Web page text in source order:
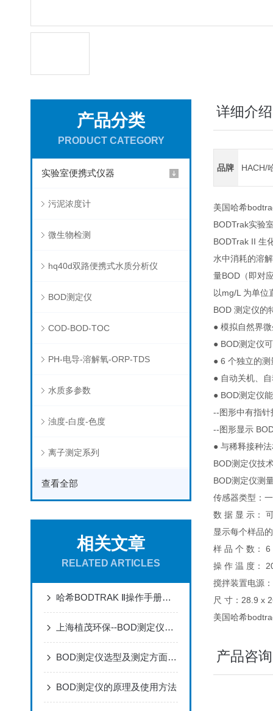
产品分类
PRODUCT CATEGORY
实验室便携式仪器
污泥浓度计
微生物检测
hq40d双路便携式水质分析仪
BOD测定仪
COD-BOD-TOC
PH-电导-溶解氧-ORP-TDS
水质多参数
浊度-白度-色度
离子测定系列
查看全部
相关文章
RELATED ARTICLES
哈希BODTRAK Ⅱ操作手册说明书
上海植茂环保--BOD测定仪优势
BOD测定仪选型及测定方面的的几点建议
BOD测定仪的原理及使用方法
详细介绍
品牌 HACH/
美国哈希
BODTrak实验
BODTrak II 生
水中消耗的溶
量BOD（即对
以mg/L 为单位
BOD 测定仪的
● 模拟自然界
● BOD测定仪
● 6 个独立的
● 自动关机、
● BOD测定仪
--图形中有指
--图形显示
● 与稀释接种
BOD测定仪技
BOD测定仪测
传感器类型：
数 据 显 示：
显示每个样品
样 品 个 数：
操 作 温 度：
搅拌装置电源
尺 寸：28.9 x
美国哈希
产品咨询